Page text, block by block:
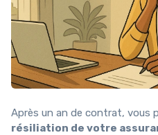
Après un an de contrat, vous
résiliation de votre